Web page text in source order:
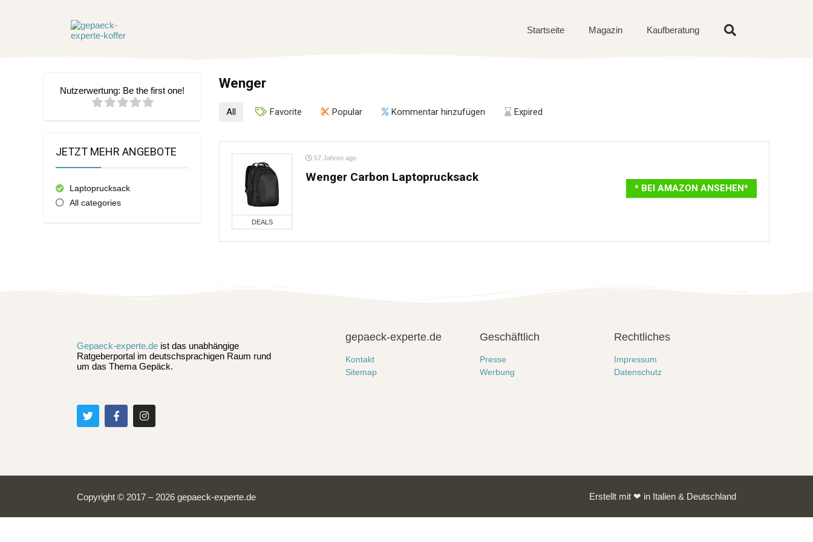
Startseite Magazin Kaufberatung
Wenger
Nutzerwertung: Be the first one!
JETZT MEHR ANGEBOTE
Laptoprucksack
All categories
All Favorite Popular Kommentar hinzufügen Expired
DEALS
57 Jahren ago
Wenger Carbon Laptoprucksack
* BEI AMAZON ANSEHEN*
Gepaeck-experte.de ist das unabhängige
Ratgeberportal im deutschsprachigen Raum rund
um das Thema Gepäck.
gepaeck-experte.de
Kontakt
Sitemap
Geschäftlich
Presse
Werbung
Rechtliches
Impressum
Datenschutz
Copyright © 2017 – 2026 gepaeck-experte.de Erstellt mit ❤ in Italien & Deutschland